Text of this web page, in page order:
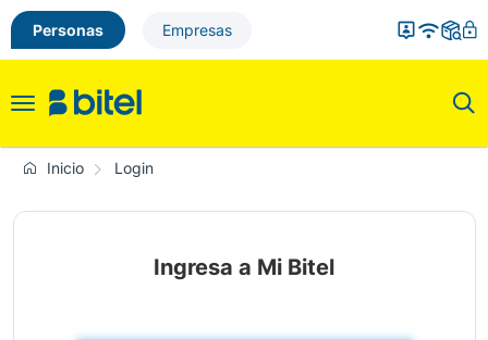
Personas Empresas
Toggle
Inicio Login
Ingresa a Mi Bitel